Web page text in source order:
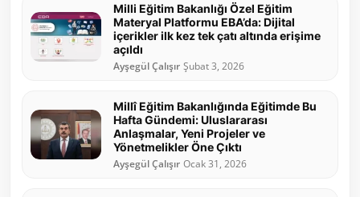
Milli Eğitim Bakanlığı Özel Eğitim
Materyal Platformu EBA’da: Dijital
içerikler ilk kez tek çatı altında erişime
açıldı
Ayşegül Çalışır Şubat 3, 2026
Millî Eğitim Bakanlığında Eğitimde Bu
Hafta Gündemi: Uluslararası
Anlaşmalar, Yeni Projeler ve
Yönetmelikler Öne Çıktı
Ayşegül Çalışır Ocak 31, 2026